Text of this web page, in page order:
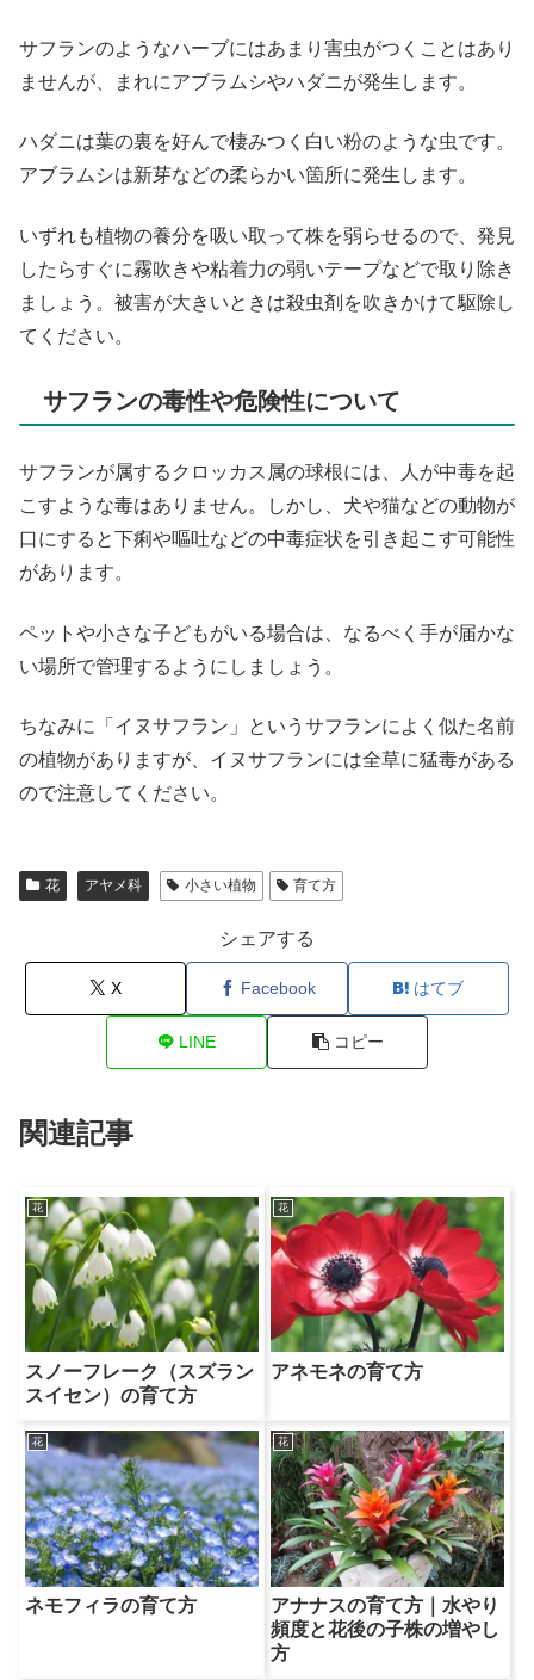
サフランのようなハーブにはあまり害虫がつくことはあり
ませんが、まれにアブラムシやハダニが発生します。
ハダニは葉の裏を好んで棲みつく白い粉のような虫です。
アブラムシは新芽などの柔らかい箇所に発生します。
いずれも植物の養分を吸い取って株を弱らせるので、発見
したらすぐに霧吹きや粘着力の弱いテープなどで取り除き
ましょう。被害が大きいときは殺虫剤を吹きかけて駆除し
てください。
サフランの毒性や危険性について
サフランが属するクロッカス属の球根には、人が中毒を起
こすような毒はありません。しかし、犬や猫などの動物が
口にすると下痢や嘔吐などの中毒症状を引き起こす可能性
があります。
ペットや小さな子どもがいる場合は、なるべく手が届かな
い場所で管理するようにしましょう。
ちなみに「イヌサフラン」というサフランによく似た名前
の植物がありますが、イヌサフランには全草に猛毒がある
ので注意してください。
花 アヤメ科 小さい植物 育て方
シェアする
X Facebook はてブ
LINE コピー
関連記事
花
スノーフレーク（スズラン
スイセン）の育て方
花
アネモネの育て方
花
ネモフィラの育て方
花
アナナスの育て方｜水やり
頻度と花後の子株の増やし
方